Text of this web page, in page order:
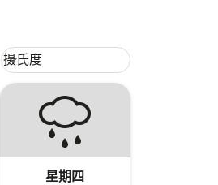
Weather unit option 摄氏度
摄氏度
keyboard_arrow_down
星期四